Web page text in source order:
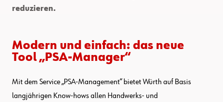
reduzieren.
Modern und einfach: das neue
Tool „PSA-Manager“
Mit dem Service „PSA-Management“ bietet Würth auf Basis
langjährigen Know-hows allen Handwerks- und